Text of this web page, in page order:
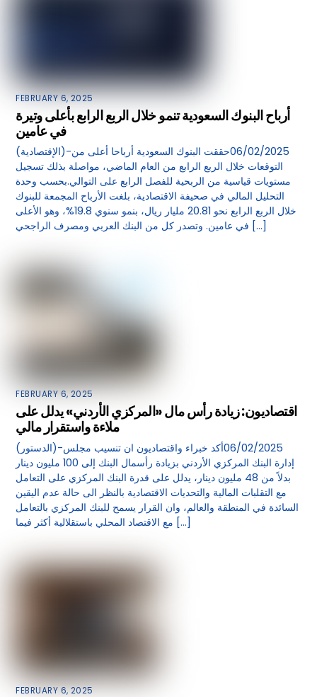
FEBRUARY 6, 2025
أرباح البنوك السعودية تنمو خلال الربع الرابع بأعلى وتيرة
في عامين
(الإقتصادية)-06/02/2025حققت البنوك السعودية أرباحا أعلى من
التوقعات خلال الربع الرابع من العام الماضي، مواصلة بذلك تسجيل
مستويات قياسية من الربحية للفصل الرابع على التوالي.بحسب وحدة
التحليل المالي في صحيفة الاقتصادية، بلغت الأرباح المجمعة للبنوك
خلال الربع الرابع نحو 20.81 مليار ريال، بنمو سنوي 19.8%، وهو الأعلى
في عامين. وتصدر كل من البنك العربي ومصرف الراجحي […]
FEBRUARY 6, 2025
اقتصاديون: زيادة رأس مال «المركزي الأردني» يدلل على
ملاءة واستقرار مالي
(الدستور)-06/02/2025أكد خبراء واقتصاديون ان تنسيب مجلس
إدارة البنك المركزي الأردني بزيادة رأسمال البنك إلى 100 مليون دينار
بدلاً من 48 مليون دينار، يدلل على قدرة البنك المركزي على التعامل
مع التقلبات المالية والتحديات الاقتصادية بالنظر الى حالة عدم اليقين
السائدة في المنطقة والعالم، وان القرار يسمح للبنك المركزي بالتعامل
مع الاقتصاد المحلي باستقلالية أكثر فيما […]
FEBRUARY 6, 2025